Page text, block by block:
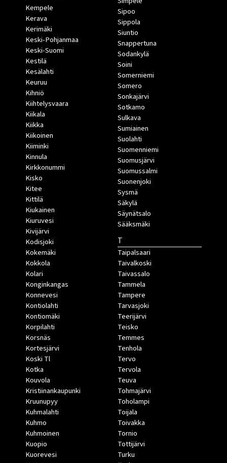
Kempele
Kerava
Kerimäki
Keski-Pohjanmaa
Keski-Suomi
Kestilä
Kesälahti
Keuruu
Kihniö
Kiihtelysvaara
Kiikala
Kiikka
Kiikoinen
Kiiminki
Kinnula
Kirkkonummi
Kisko
Kitee
Kittilä
Kiukainen
Kiuruvesi
Kivijärvi
Kodisjoki
Kokemäki
Kokkola
Kolari
Konginkangas
Konnevesi
Kontiolahti
Kontiomäki
Korpilahti
Korsnäs
Kortesjärvi
Koski Tl
Kotka
Kouvola
Kristiinankaupunki
Kruunupyy
Kuhmalahti
Kuhmo
Kuhmoinen
Kuopio
Kuorevesi
Sipoo
Sippola
Siuntio
Snappertuna
Sodankylä
Soini
Somerniemi
Somero
Sonkajärvi
Sotkamo
Sulkava
Sumiainen
Suolahti
Suomenniemi
Suomusjärvi
Suomussalmi
Suonenjoki
Sysmä
Säkylä
Säynätsalo
Sääksmäki
T
Taipalsaari
Taivalkoski
Taivassalo
Tammela
Tampere
Tarvasjoki
Teerijärvi
Teisko
Temmes
Tenhola
Tervo
Tervola
Teuva
Tohmajärvi
Toholampi
Toijala
Toivakka
Tornio
Tottijärvi
Turku